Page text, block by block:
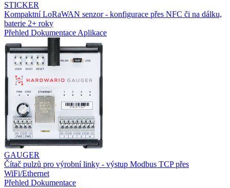
STICKER
Kompaktní LoRaWAN senzor - konfigurace přes NFC či na dálku,
baterie 2+ roky
Přehled Dokumentace Aplikace
GAUGER
Čítač pulzů pro výrobní linky - výstup Modbus TCP přes
WiFi/Ethernet
Přehled Dokumentace